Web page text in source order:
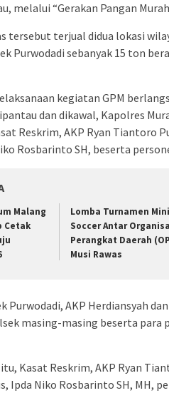
melalui “Gerakan Pangan
tersebut terjual didua lokasi
Purwodadi sebanyak 15 ton
kegiatan GPM
dan dikawal, Kapolres
Reskrim, AKP Ryan Tiantoro
Rosbarinto SH, beserta
Malang
Cetak
Lomba Turnamen Mini
Soccer Antar
Perangkat Daerah
Musi Rawas
Purwodadi, AKP Herdiansyah
masing-masing beserta para
Kasat Reskrim, AKP Ryan
Ipda Niko Rosbarinto SH, MH,